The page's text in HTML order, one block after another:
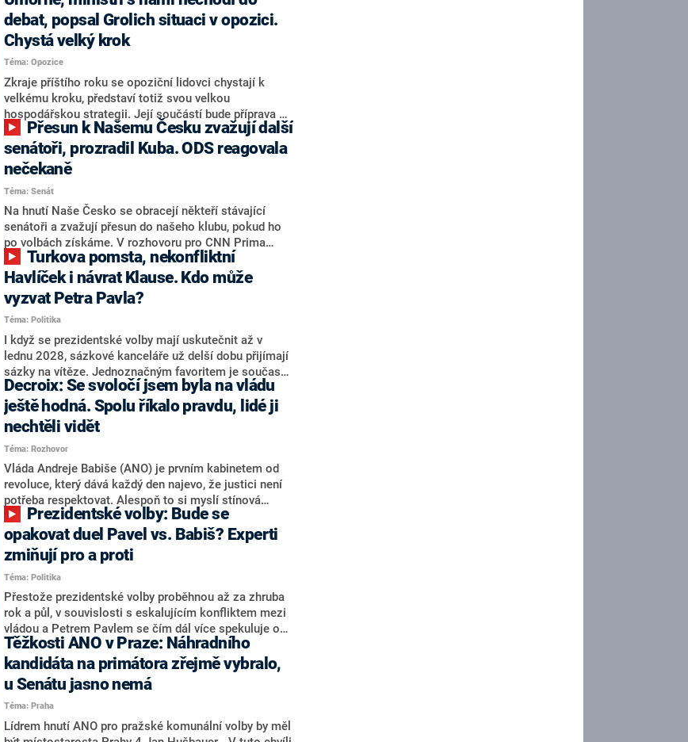
debat, popsal Grolich situaci v opozici.
Chystá velký krok
Téma: Opozice
Zkraje příštího roku se opoziční lidovci chystají k
velkému kroku, představí totiž svou velkou
hospodářskou strategii. Její součástí bude příprava na
stárnutí populace, řekl ve středu na setkání s novináři
nový předseda lidovců Jan Grolich. Ten zároveň v
senátních volbách kandiduje ve Vyškově. Popsal i
aktivitu opozice, o níž vládní strany nebo političtí
komentátoři mluví jako o slabé a v defenzivě. „Je to
úmorná práce upozorňovat na chyby vlády. Ministři s
námi navíc nechodí do debat. Chceme ale ukazovat
svoje témata,“ odpověděl Grolich na dotaz CNN Prima
NEWS.
senátoři, prozradil Kuba. ODS reagovala
nečekaně
Téma: Senát
Na hnutí Naše Česko se obracejí někteří stávající
senátoři a zvažují přesun do našeho klubu, pokud ho
po volbách získáme. V rozhovoru pro CNN Prima
NEWS to řekl zakladatel hnutí a jihočeský hejtman
Martin Kuba. Konkrétní nebyl, ale získat by takto mohl
například senátora Zdeňka Hrabu, který je dnes
součástí klubu ODS a TOP 09. Hraba to na dotaz
redakce nevyloučil. Předseda klubu senátorů ODS
Zdeněk Nytra redakci řekl, že počítá s odchodem
některých senátorů z klubu a že Naše Česko není
nepřítel, ale soupeř.
Havlíček i návrat Klause. Kdo může
vyzvat Petra Pavla?
Téma: Politika
I když se prezidentské volby mají uskutečnit až v
lednu 2028, sázkové kanceláře už delší dobu přijímají
sázky na vítěze. Jednoznačným favoritem je současná
hlava státu Petr Pavel. Daleko za ním pak bookmakeři
zmiňují dva výrazné politiky ANO, tedy premiéra
Andreje Babiše a ministra průmyslu Karla Havlíčka.
Oblíbeným tipem samotných sázkařů je poslanec za
Motoristy Filip Turek. Politolog Jan Kubáček nicméně
o případné kandidatuře kohokoliv ze zmíněné trojice
značně pochybuje. Podle něj současná koalice dosud
nemá osobu, která by Pavlovi mohla konkurovat.
Decroix: Se svoločí jsem byla na vládu
ještě hodná. Spolu říkalo pravdu, lidé ji
nechtěli vidět
Téma: Rozhovor
Vláda Andreje Babiše (ANO) je prvním kabinetem od
revoluce, který dává každý den najevo, že justici není
potřeba respektovat. Alespoň to si myslí stínová
ministryně spravedlnosti ODS Eva Decroix. V
rozhovoru pro CNN Prima NEWS si nebrala servítky
ohledně politického výkonu svého nástupce Jeronýma
Tejce (za ANO) či vládní zmocněnkyně pro lidská
práva Taťány Malé (ANO). Označením „svoloč“ na
adresu vlády prý byla ještě hodná. Decroix se také
vrátila k volební porážce koalice Spolu či promluvila o
hnutí Naše Česko Martina Kuby.
opakovat duel Pavel vs. Babiš? Experti
zmiňují pro a proti
Téma: Politika
Přestože prezidentské volby proběhnou až za zhruba
rok a půl, v souvislosti s eskalujícím konfliktem mezi
vládou a Petrem Pavlem se čím dál více spekuluje o
tom, koho by do bitvy o Hrad mohla vyslat současná
koalice. Někteří političtí komentátoři znovu vytahují
jméno premiéra Andreje Babiše (ANO). Jak moc je
pravděpodobné, že se v prezidentských volbách 2028
bude znovu opakovat souboj z roku 2023?
Těžkosti ANO v Praze: Náhradního
kandidáta na primátora zřejmě vybralo,
u Senátu jasno nemá
Téma: Praha
Lídrem hnutí ANO pro pražské komunální volby by měl